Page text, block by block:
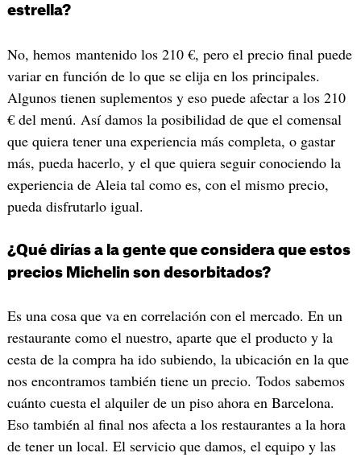
estrella?
No, hemos mantenido los 210 €, pero el precio final puede
variar en función de lo que se elija en los principales.
Algunos tienen suplementos y eso puede afectar a los 210
€ del menú. Así damos la posibilidad de que el comensal
que quiera tener una experiencia más completa, o gastar
más, pueda hacerlo, y el que quiera seguir conociendo la
experiencia de Aleia tal como es, con el mismo precio,
pueda disfrutarlo igual.
¿Qué dirías a la gente que considera que estos
precios Michelin son desorbitados?
Es una cosa que va en correlación con el mercado. En un
restaurante como el nuestro, aparte que el producto y la
cesta de la compra ha ido subiendo, la ubicación en la que
nos encontramos también tiene un precio. Todos sabemos
cuánto cuesta el alquiler de un piso ahora en Barcelona.
Eso también al final nos afecta a los restaurantes a la hora
de tener un local. El servicio que damos, el equipo y las